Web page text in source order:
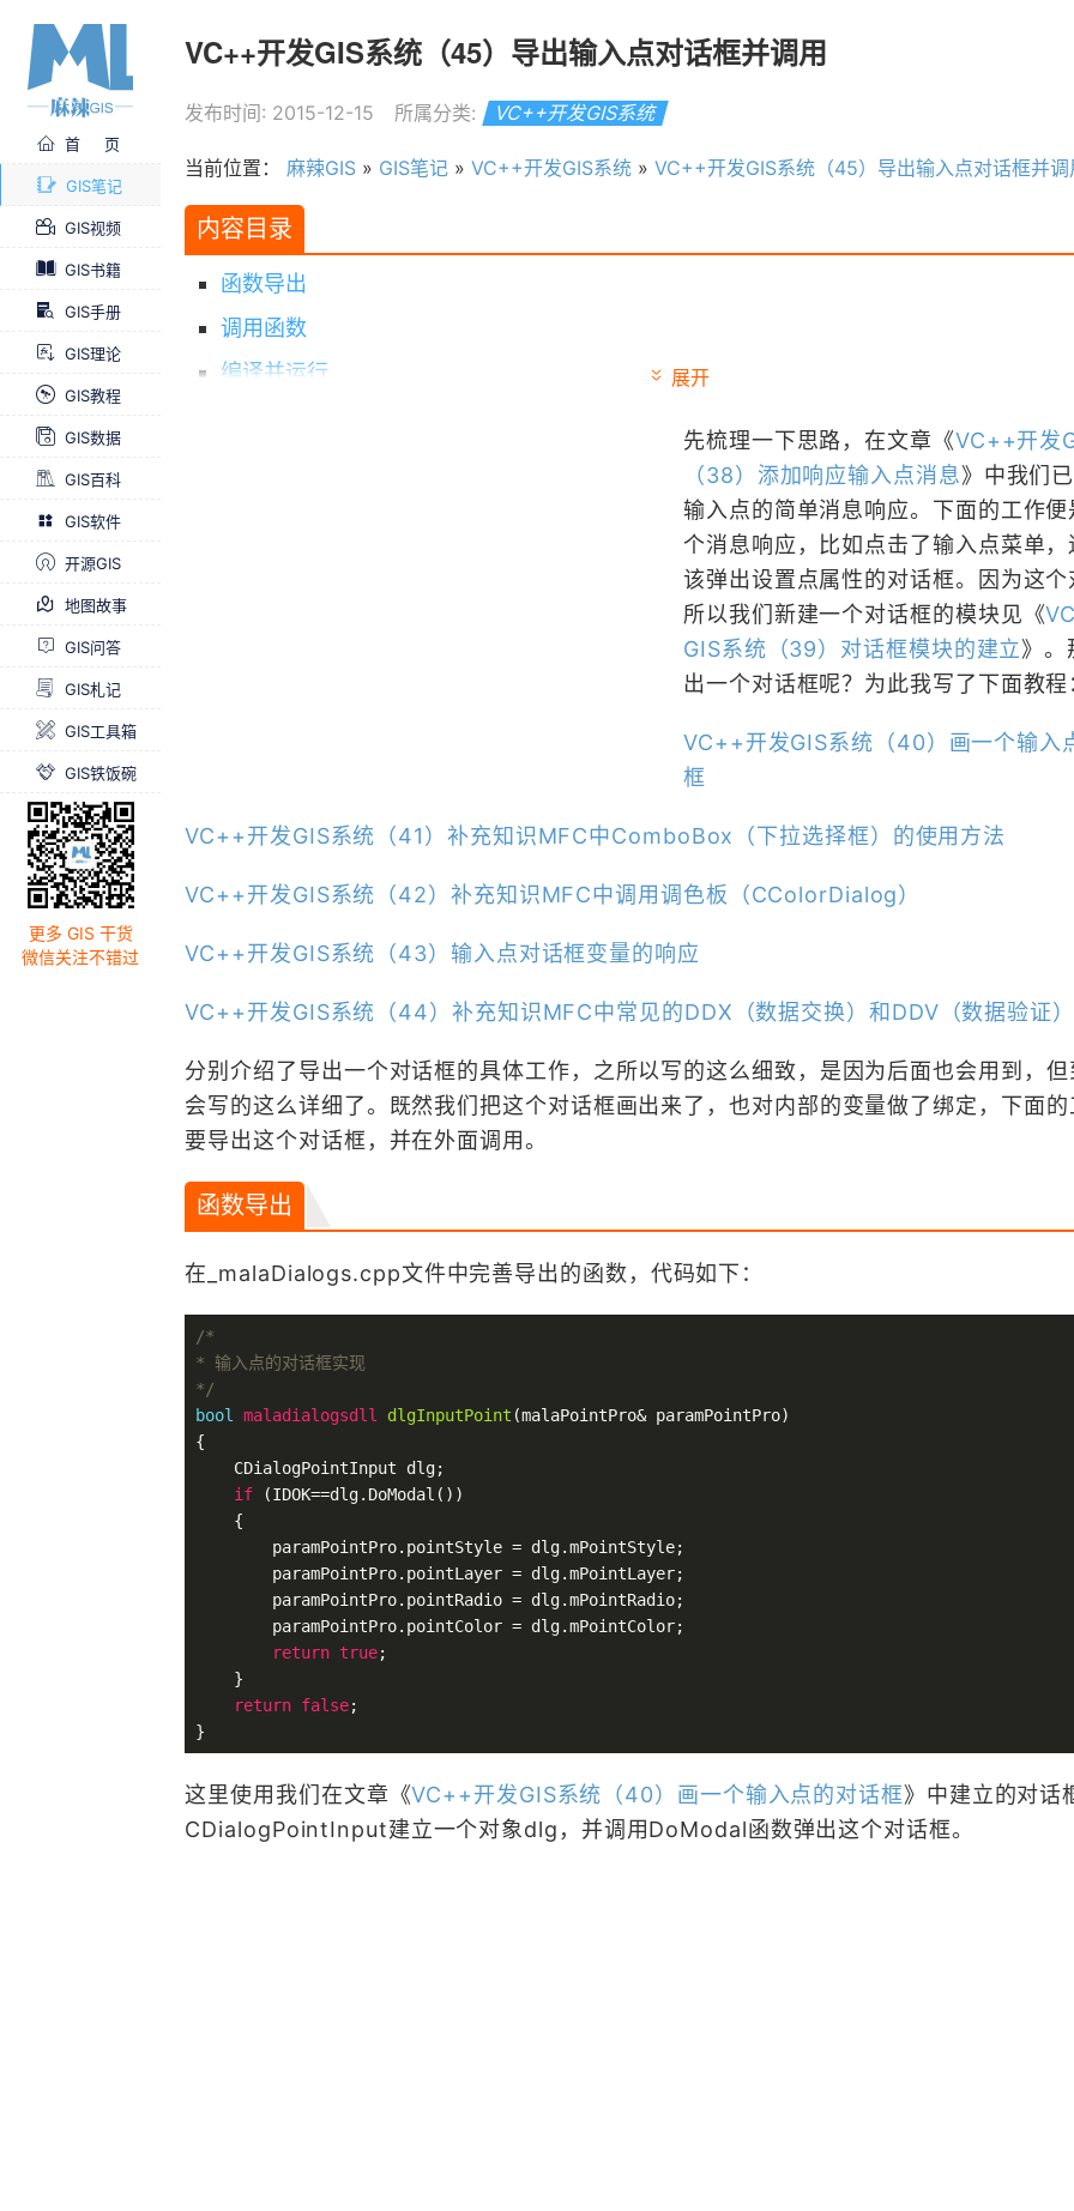
首 页
GIS笔记
GIS视频
GIS书籍
GIS手册
GIS理论
GIS教程
GIS数据
GIS百科
GIS软件
开源GIS
地图故事
GIS问答
GIS札记
GIS工具箱
GIS铁饭碗
更多 GIS 干货
微信关注不错过
VC++开发GIS系统（45）导出输入点对话框并调用
发布时间: 2015-12-15 所属分类: VC++开发GIS系统
当前位置： 麻辣GIS » GIS笔记 »VC++开发GIS系统 »VC++开发GIS系统（45）导出输入点对话框并调
内容目录
展开
函数导出
调用函数
编译并运行
先梳理一下思路，在文章《VC++开发
（38）添加响应输入点消息》中我们
输入点的简单消息响应。下面的工作便
个消息响应，比如点击了输入点菜单，
该弹出设置点属性的对话框。因为这个
所以我们新建一个对话框的模块见《
GIS系统（39）对话框模块的建立》。
出一个对话框呢？为此我写了下面教程
VC++开发GIS系统（40）画一个输入
框
VC++开发GIS系统（41）补充知识MFC中ComboBox（下拉选择框）的使用方法
VC++开发GIS系统（42）补充知识MFC中调用调色板（CColorDialog）
VC++开发GIS系统（43）输入点对话框变量的响应
VC++开发GIS系统（44）补充知识MFC中常见的DDX（数据交换）和DDV（数据验证
分别介绍了导出一个对话框的具体工作，之所以写的这么细致，是因为后面也会用到，但
会写的这么详细了。既然我们把这个对话框画出来了，也对内部的变量做了绑定，下面的
要导出这个对话框，并在外面调用。
函数导出
在_malaDialogs.cpp文件中完善导出的函数，代码如下：
/*
* 输入点的对话框实现
*/
bool
maladialogsdll dlgInputPoint (malaPointPro& paramPointPro)
{
    CDialogPointInput dlg;
if (IDOK==dlg.DoModal())
    {
        paramPointPro.pointStyle = dlg.mPointStyle;
        paramPointPro.pointLayer = dlg.mPointLayer;
        paramPointPro.pointRadio = dlg.mPointRadio;
        paramPointPro.pointColor = dlg.mPointColor;
return true;
    }
return false;
这里使用我们在文章《VC++开发GIS系统（40）画一个输入点的对话框》中建立的对话
CDialogPointInput建立一个对象dlg，并调用DoModal函数弹出这个对话框。